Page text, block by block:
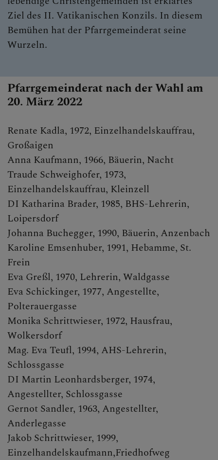
Ziel des II. Vatikanischen Konzils. In diesem
Bemühen hat der Pfarrgemeinderat seine
Wurzeln.
Pfarrgemeinderat nach der Wahl am
20. März 2022
Renate Kadla, 1972, Einzelhandelskauffrau,
Großaigen
Anna Kaufmann, 1966, Bäuerin, Nacht
Traude Schweighofer, 1973,
Einzelhandelskauffrau, Kleinzell
DI Katharina Brader, 1985, BHS-Lehrerin,
Loipersdorf
Johanna Buchegger, 1990, Bäuerin, Anzenbach
Karoline Emsenhuber, 1991, Hebamme, St.
Frein
Eva Greßl, 1970, Lehrerin, Waldgasse
Eva Schickinger, 1977, Angestellte,
Polterauergasse
Monika Schrittwieser, 1972, Hausfrau,
Wolkersdorf
Mag. Eva Teufl, 1994, AHS-Lehrerin,
Schlossgasse
DI Martin Leonhardsberger, 1974,
Angestellter, Schlossgasse
Gernot Sandler, 1963, Angestellter,
Anderlegasse
Jakob Schrittwieser, 1999,
Einzelhandelskaufmann,Friedhofweg